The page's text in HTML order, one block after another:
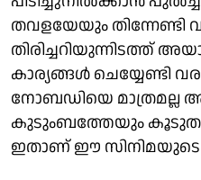
തവളയേയും തിന്നേണ്ടി
തിരിച്ചറിയുന്നിടത്ത്
കാര്യങ്ങൾ
നോബഡിയെ മാത്രമല്ല
കുടുംബത്തേയും കൂടുതൽ
ഇതാണ് ഈ സിനിമയുടെ